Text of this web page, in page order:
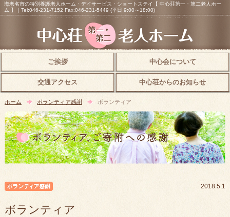
海老名市の特別養護老人ホーム・デイサービス・ショートステイ【 中心荘第一・第二老人ホー
ム 】｜Tel:046-231-7152 Fax:046-231-5449 (平日 9:00～18:00)
ご挨拶 中心会について
交通アクセス 中心荘からのお知らせ
ホーム ボランティア感謝 ボランティア
2018.5.1
ボランティア